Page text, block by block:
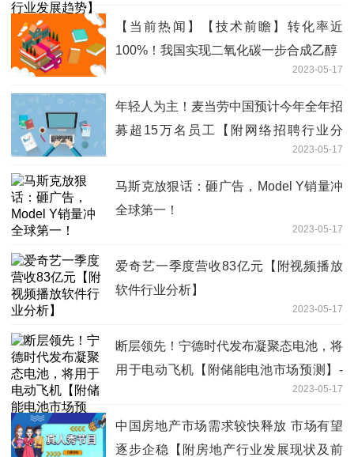
【当前热闻】【技术前瞻】转化率近
100%！我国实现二氧化碳一步合成乙醇
2023-05-17
年轻人为主！麦当劳中国预计今年全年招
募超15万名员工【附网络招聘行业分
2023-05-17
马斯克放狠话：砸广告，Model Y销量冲
全球第一！
2023-05-17
爱奇艺一季度营收83亿元【附视频播放
软件行业分析】
2023-05-17
断层领先！宁德时代发布凝聚态电池，将
用于电动飞机【附储能电池市场预测】-
2023-05-17
中国房地产市场需求较快释放 市场有望
逐步企稳【附房地产行业发展现状及前